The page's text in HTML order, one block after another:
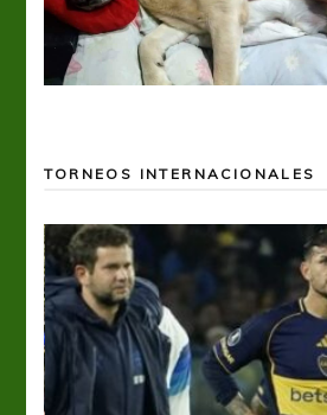
TORNEOS INTERNACIONALES